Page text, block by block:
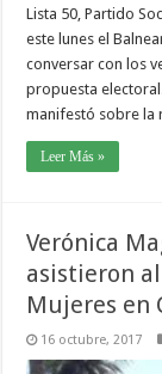
Lista 50, Partido
este lunes el
conversar con los
propuesta
manifestó sobre
Leer Más »
Verónica
asistieron
Mujeres en
16 octubre, 2017